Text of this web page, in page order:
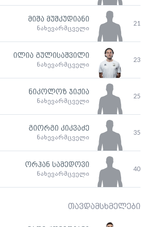
21
მიშა მუშკუდიანი
ნახევარმცველი
23
ილია გულისაშვილი
ნახევარმცველი
25
ნიკოლოზ ჯიქია
ნახევარმცველი
35
გიორგი კიკვაძე
ნახევარმცველი
40
ორჰან სამედოვი
ნახევარმცველი
თავდამსხმელები